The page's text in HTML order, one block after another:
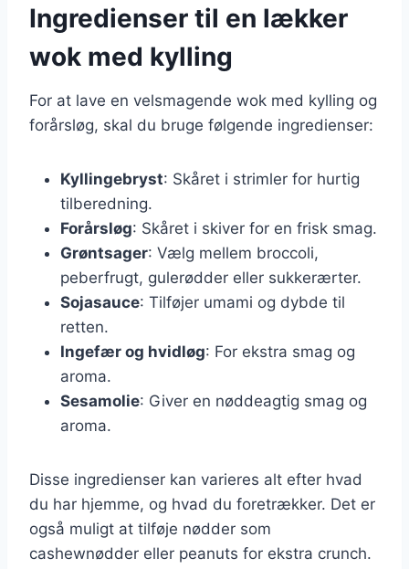
Ingredienser til en lækker
wok med kylling
For at lave en velsmagende wok med kylling og
forårsløg, skal du bruge følgende ingredienser:
Kyllingebryst: Skåret i strimler for hurtig
tilberedning.
Forårsløg: Skåret i skiver for en frisk smag.
Grøntsager: Vælg mellem broccoli,
peberfrugt, gulerødder eller sukkerærter.
Sojasauce: Tilføjer umami og dybde til
retten.
Ingefær og hvidløg: For ekstra smag og
aroma.
Sesamolie: Giver en nøddeagtig smag og
aroma.
Disse ingredienser kan varieres alt efter hvad
du har hjemme, og hvad du foretrækker. Det er
også muligt at tilføje nødder som
cashewnødder eller peanuts for ekstra crunch.